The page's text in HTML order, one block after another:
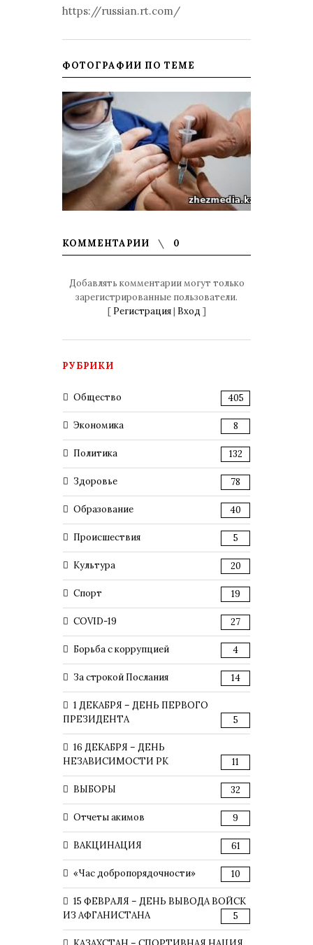
https://russian.rt.com/
ФОТОГРАФИИ ПО ТЕМЕ
КОММЕНТАРИИ 0
Добавлять комментарии могут только
зарегистрированные пользователи.
[ Регистрация| Вход ]
РУБРИКИ
Общество 405
Экономика 8
Политика 132
Здоровье 78
Образование 40
Происшествия 5
Культура 20
Спорт 19
COVID-19 27
Борьба с коррупцией 4
За строкой Послания 14
1 ДЕКАБРЯ – ДЕНЬ ПЕРВОГО
ПРЕЗИДЕНТА
5
16 ДЕКАБРЯ – ДЕНЬ
НЕЗАВИСИМОСТИ РК
11
ВЫБОРЫ 32
Отчеты акимов 9
ВАКЦИНАЦИЯ 61
«Час добропорядочности» 10
15 ФЕВРАЛЯ – ДЕНЬ ВЫВОДА ВОЙСК
ИЗ АФГАНИСТАНА
5